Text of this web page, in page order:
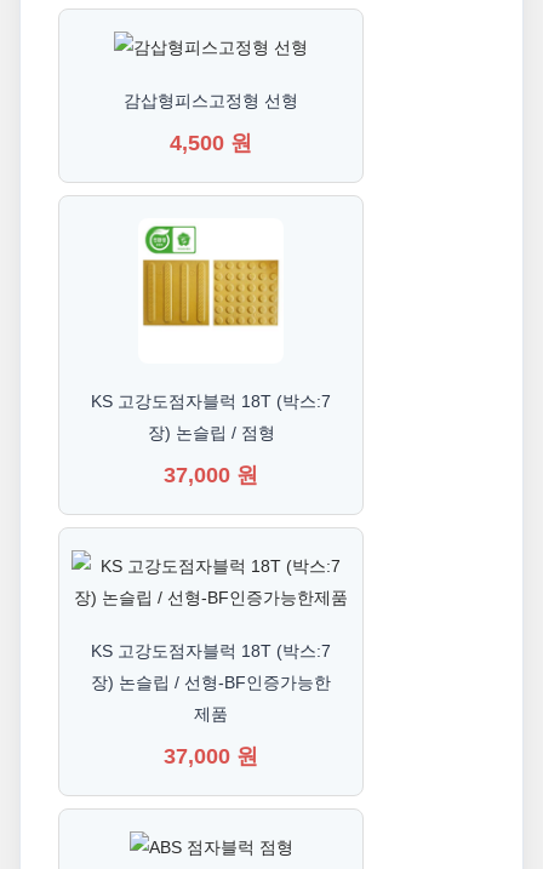
감삽형피스고정형 선형
4,500 원
KS 고강도점자블럭 18T (박스:7
장) 논슬립 / 점형
37,000 원
KS 고강도점자블럭 18T (박스:7
장) 논슬립 / 선형-BF인증가능한
제품
37,000 원